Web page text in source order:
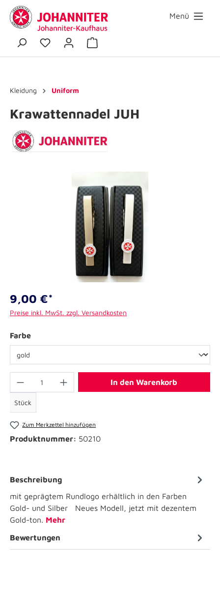
Menü
Kleidung Uniform
Krawattennadel JUH
9,00 €*
Preise inkl. MwSt. zzgl. Versandkosten
Farbe
Stück
In den Warenkorb
Zum Merkzettel hinzufügen
Produktnummer: 50210
Beschreibung
mit geprägtem Rundlogo erhältlich in den Farben
Gold- und Silber Neues Modell, jetzt mit dezentem
Gold-ton. Mehr
Bewertungen